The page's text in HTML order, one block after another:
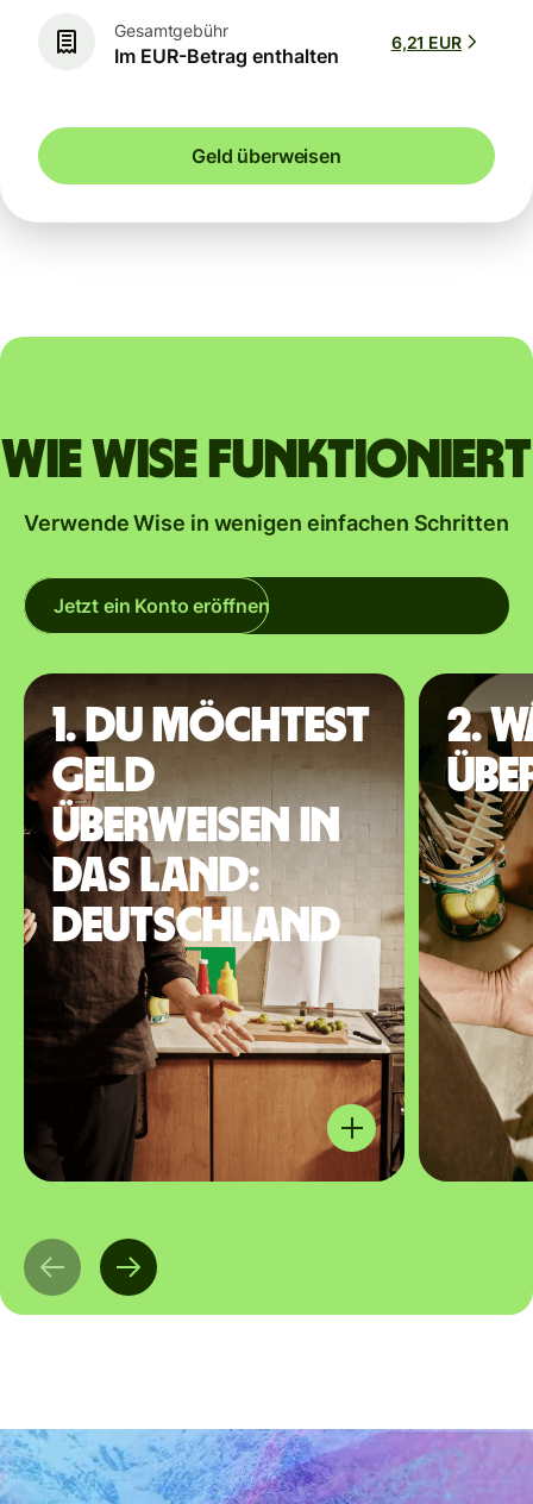
Gesamtgebühr
Im EUR-Betrag enthalten
6,21 EUR
Geld überweisen
Wie Wise funktioniert
Verwende Wise in wenigen einfachen Schritten
Jetzt ein Konto eröffnen
1. Du möchtest
Geld
überweisen in
das Land:
Deutschland
2.